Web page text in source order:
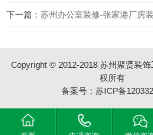
下一篇：苏州办公室装修-张家港厂房装修-苏州张家港实验室
Copyright © 2012-2018 苏州聚贤装
权所有
备案号： 苏ICP备